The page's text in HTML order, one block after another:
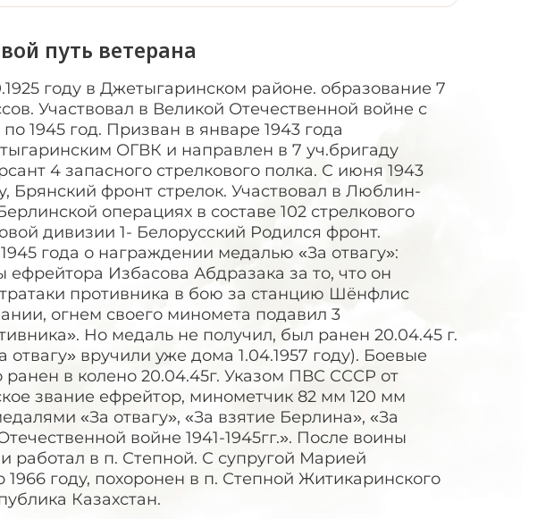
путь ветерана
году в Джетыгаринском районе. образование 7
Участвовал в Великой Отечественной войне с
по 1945 год. Призван в январе 1943 года
ОГВК и направлен в 7 уч.бригаду
4 запасного стрелкового полка. С июня 1943
Брянский фронт стрелок. Участвовал в Люблин-
операциях в составе 102 стрелкового
дивизии 1- Белорусский Родился фронт.
года о награждении медалью «За отвагу»:
Избасова Абдразака за то, что он
противника в бою за станцию Шёнфлис
огнем своего миномета подавил 3
Но медаль не получил, был ранен 20.04.45 г.
отвагу» вручили уже дома 1.04.1957 году). Боевые
ранен в колено 20.04.45г. Указом ПВС СССР от
звание ефрейтор, минометчик 82 мм 120 мм
«За отвагу», «За взятие Берлина», «За
войне 1941-1945гг.». После воины
работал в п. Степной. С супругой Марией
году, похоронен в п. Степной Житикаринского
Казахстан.